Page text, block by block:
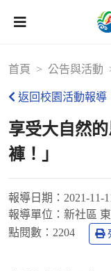
首頁 公告與活動
返回校園活動報導
享受大自然
褲！」
報導日期： 2021-11-
報導單位： 新社區
點閱數： 2204